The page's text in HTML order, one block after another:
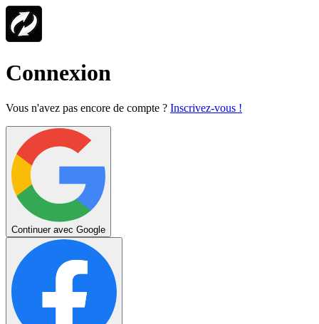
Connexion
Vous n'avez pas encore de compte ? Inscrivez-vous !
Continuer avec Google